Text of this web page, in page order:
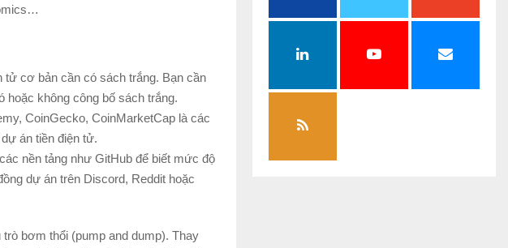
tử cơ bản cần có sách trắng. Bạn cần
hoặc không công bố sách trắng.
CoinGecko, CoinMarketCap là các
án tiền điện tử.
nền tảng như GitHub để biết mức độ
dự án trên Discord, Reddit hoặc
bơm thổi (pump and dump). Thay